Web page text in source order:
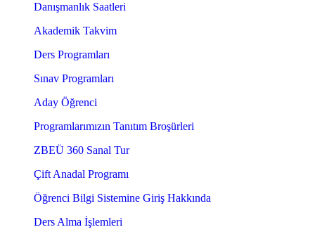
Danışmanlık Saatleri
Akademik Takvim
Ders Programları
Sınav Programları
Aday Öğrenci
Programlarımızın Tanıtım Broşürleri
ZBEÜ 360 Sanal Tur
Çift Anadal Programı
Öğrenci Bilgi Sistemine Giriş Hakkında
Ders Alma İşlemleri